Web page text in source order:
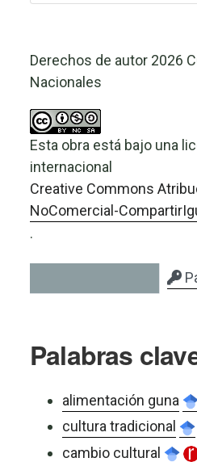
Derechos de autor 2026
Nacionales
Esta obra está bajo una
internacional
Creative Commons
NoComercial-
.
Palabras
alimentación guna
cultura tradicional
cambio cultural